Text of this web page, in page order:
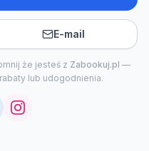
E-mail
że jesteś z Zabookuj.pl —
lub udogodnienia.